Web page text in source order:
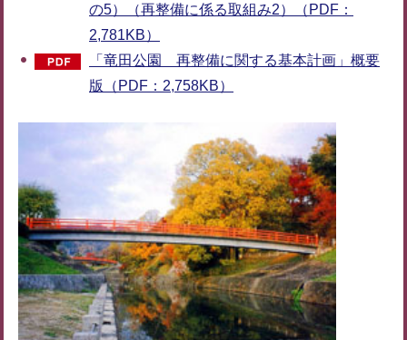
の5）（再整備に係る取組み2）（PDF：
2,781KB）
「竜田公園 再整備に関する基本計画」概要
版（PDF：2,758KB）